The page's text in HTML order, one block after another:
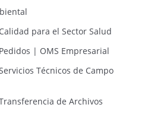
para el Sector Salud
| OMS Empresarial
Técnicos de Campo
de Archivos